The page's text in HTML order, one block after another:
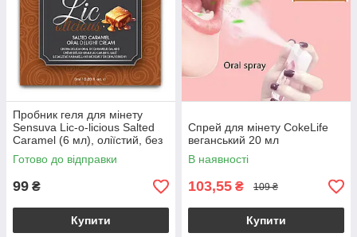
Пробник геля для мінету
Sensuva Lic-o-licious Salted
Caramel (6 мл), оліїстий, без
цукру
Готово до відправки
99 ₴
Купити
Спрей для мінету CokeLife
веганський 20 мл
В наявності
103,55 ₴ 109 ₴
Купити